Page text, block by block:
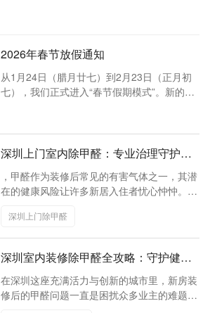
2026年春节放假通知
从1月24日（腊月廿七）到2月23日（正月初
七），我们正式进入“春节假期模式”。新的一
深圳上门室内除甲醛：专业治理守护健
康生活
，甲醛作为装修后常见的有害气体之一，其潜
在的健康风险让许多新居入住者忧心忡忡。为
生，为市民提供了一个高效、便捷的解决方
案。
深圳上门除甲醛
深圳室内装修除甲醛全攻略：守护健康
家园
在深圳这座充满活力与创新的城市里，新房装
修后的甲醛问题一直是困扰众多业主的难题。